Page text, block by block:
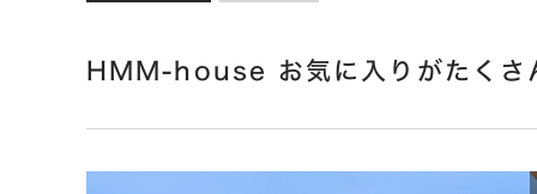
HMM-house お気に入りがたくさ